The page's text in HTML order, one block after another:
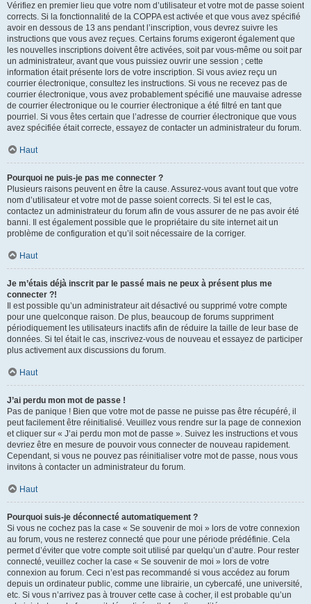
Vérifiez en premier lieu que votre nom d’utilisateur et votre mot de passe soient
corrects. Si la fonctionnalité de la COPPA est activée et que vous avez spécifié
avoir en dessous de 13 ans pendant l’inscription, vous devrez suivre les
instructions que vous avez reçues. Certains forums exigeront également que
les nouvelles inscriptions doivent être activées, soit par vous-même ou soit par
un administrateur, avant que vous puissiez ouvrir une session ; cette
information était présente lors de votre inscription. Si vous aviez reçu un
courrier électronique, consultez les instructions. Si vous ne recevez pas de
courrier électronique, vous avez probablement spécifié une mauvaise adresse
de courrier électronique ou le courrier électronique a été filtré en tant que
pourriel. Si vous êtes certain que l’adresse de courrier électronique que vous
avez spécifiée était correcte, essayez de contacter un administrateur du forum.
Haut
Pourquoi ne puis-je pas me connecter ?
Plusieurs raisons peuvent en être la cause. Assurez-vous avant tout que votre
nom d’utilisateur et votre mot de passe soient corrects. Si tel est le cas,
contactez un administrateur du forum afin de vous assurer de ne pas avoir été
banni. Il est également possible que le propriétaire du site internet ait un
problème de configuration et qu’il soit nécessaire de la corriger.
Haut
Je m’étais déjà inscrit par le passé mais ne peux à présent plus me
connecter ?!
Il est possible qu’un administrateur ait désactivé ou supprimé votre compte
pour une quelconque raison. De plus, beaucoup de forums suppriment
périodiquement les utilisateurs inactifs afin de réduire la taille de leur base de
données. Si tel était le cas, inscrivez-vous de nouveau et essayez de participer
plus activement aux discussions du forum.
Haut
J’ai perdu mon mot de passe !
Pas de panique ! Bien que votre mot de passe ne puisse pas être récupéré, il
peut facilement être réinitialisé. Veuillez vous rendre sur la page de connexion
et cliquer sur « J’ai perdu mon mot de passe ». Suivez les instructions et vous
devriez être en mesure de pouvoir vous connecter de nouveau rapidement.
Cependant, si vous ne pouvez pas réinitialiser votre mot de passe, nous vous
invitons à contacter un administrateur du forum.
Haut
Pourquoi suis-je déconnecté automatiquement ?
Si vous ne cochez pas la case « Se souvenir de moi » lors de votre connexion
au forum, vous ne resterez connecté que pour une période prédéfinie. Cela
permet d’éviter que votre compte soit utilisé par quelqu’un d’autre. Pour rester
connecté, veuillez cocher la case « Se souvenir de moi » lors de votre
connexion au forum. Ceci n’est pas recommandé si vous accédez au forum
depuis un ordinateur public, comme une librairie, un cybercafé, une université,
etc. Si vous n’arrivez pas à trouver cette case à cocher, il est probable qu’un